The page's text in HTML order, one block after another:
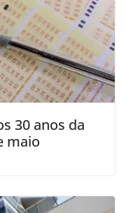
30 anos da
maio